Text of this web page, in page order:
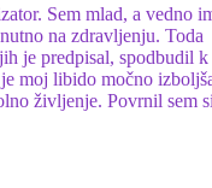
Sem mlad, a vedno
na zdravljenju. Toda
je predpisal, spodbudil k
moj libido močno
življenje. Povrnil sem